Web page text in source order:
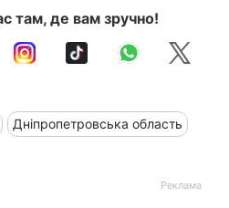
там, де вам зручно!
Дніпропетровська область